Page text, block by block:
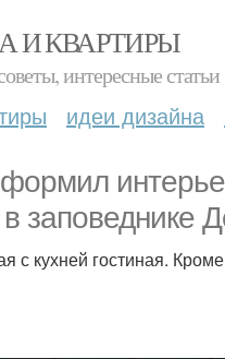
И КВАРТИРЫ
интересные статьи
идеи дизайна
заповеднике
кухней гостиная.